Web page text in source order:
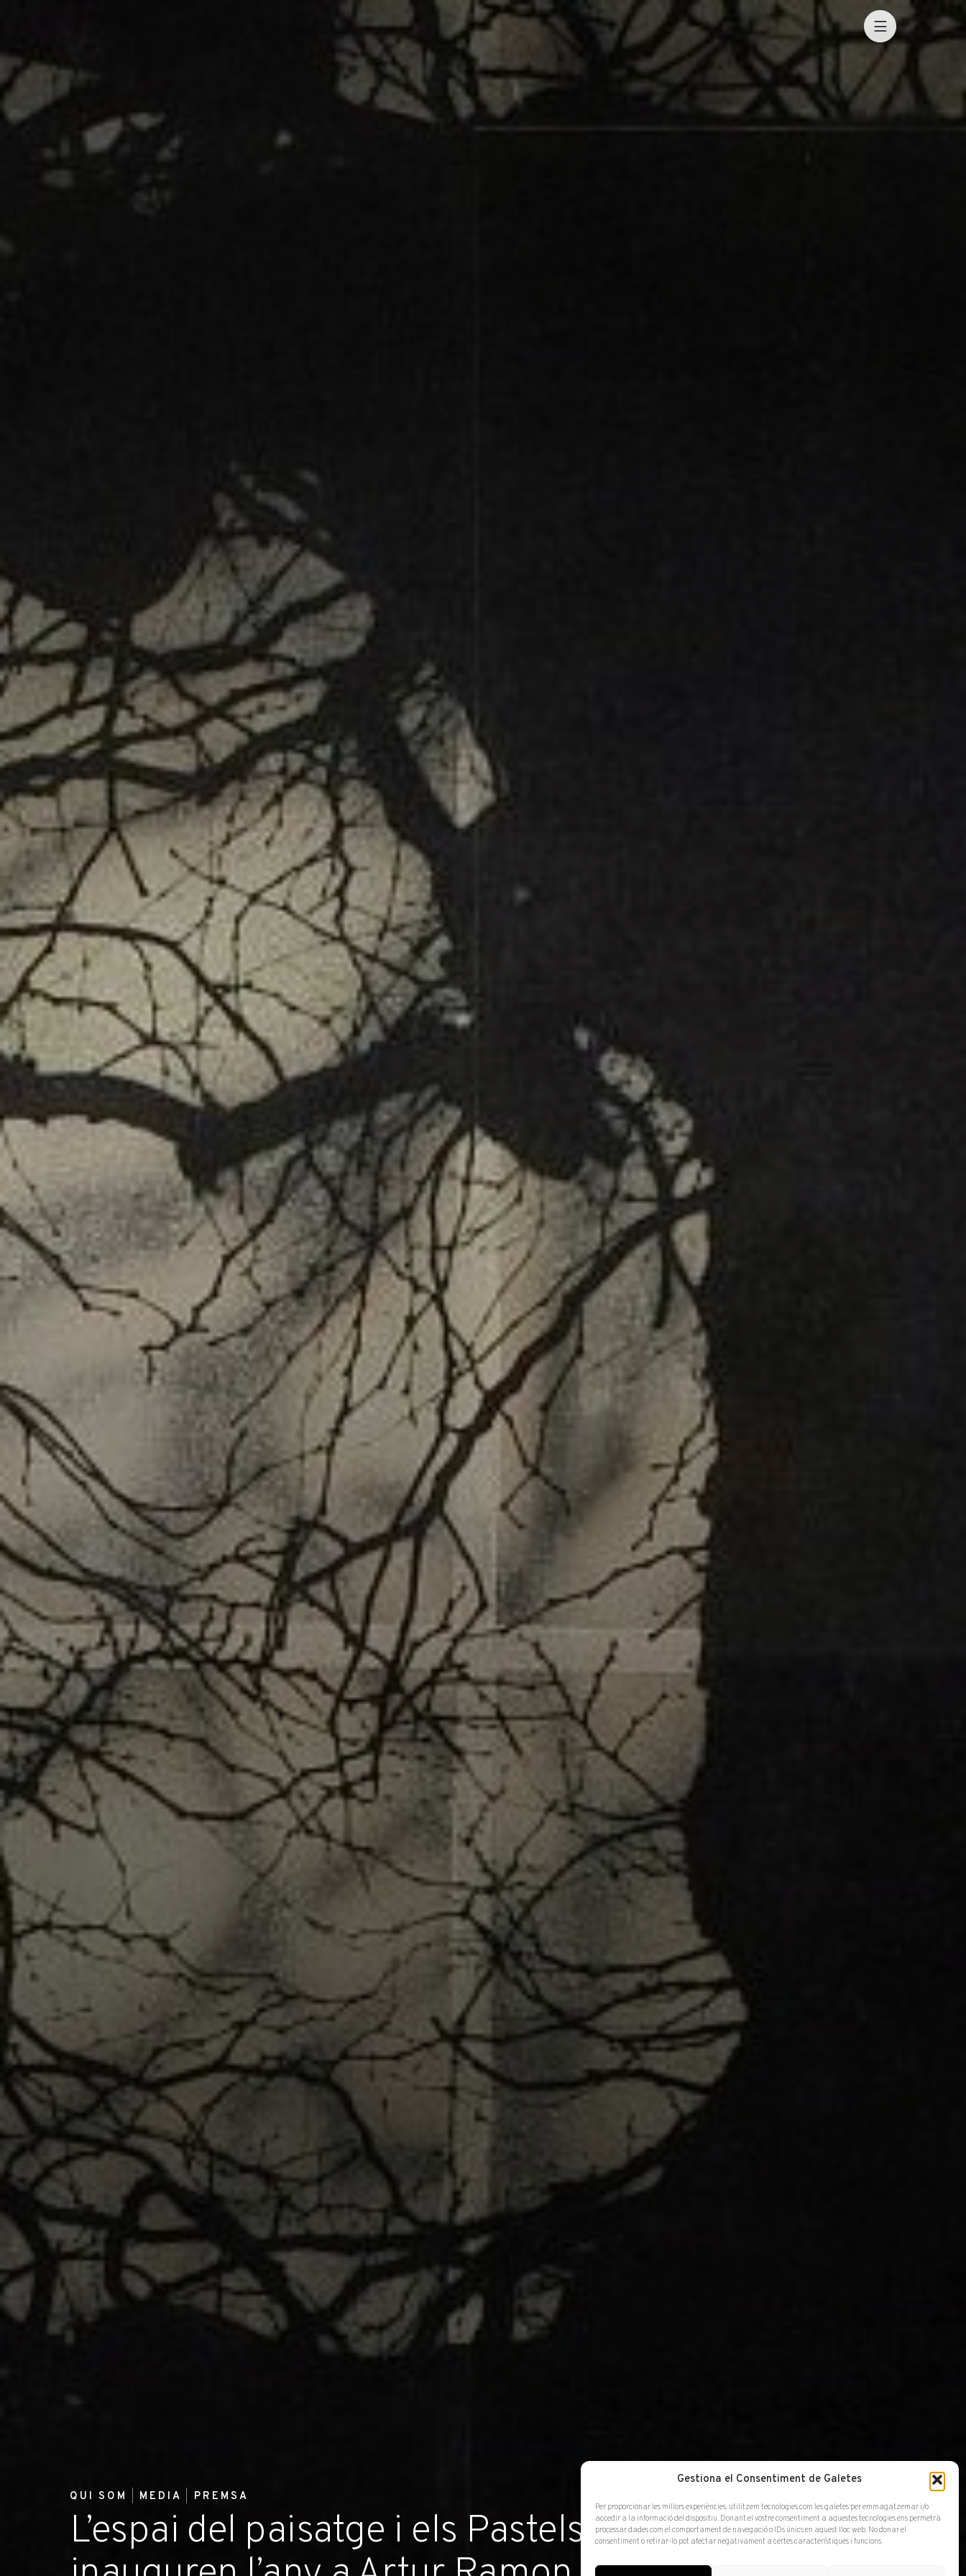
Gestiona el Consentiment de Galetes
Per proporcionar les millors experiències, utilitzem tecnologies com les galetes per emmagatzemar i/o
accedir a la informació del dispositiu. Donant el vostre consentiment a aquestes tecnologies ens permetrà
processar dades com el comportament de navegació o IDs únics en aquest lloc web. No donar el
consentiment o retirar-lo pot afectar negativament a certes característiques i funcions.
QUI SOM MEDIA PREMSA
L’espai del paisatge i els Pastels de Pierre Skira